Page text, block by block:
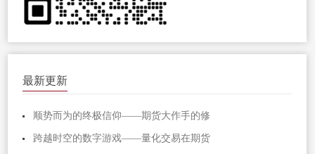
最新更新
顺势而为的终极信仰——期货大作手的修
跨越时空的数字游戏——量化交易在期货